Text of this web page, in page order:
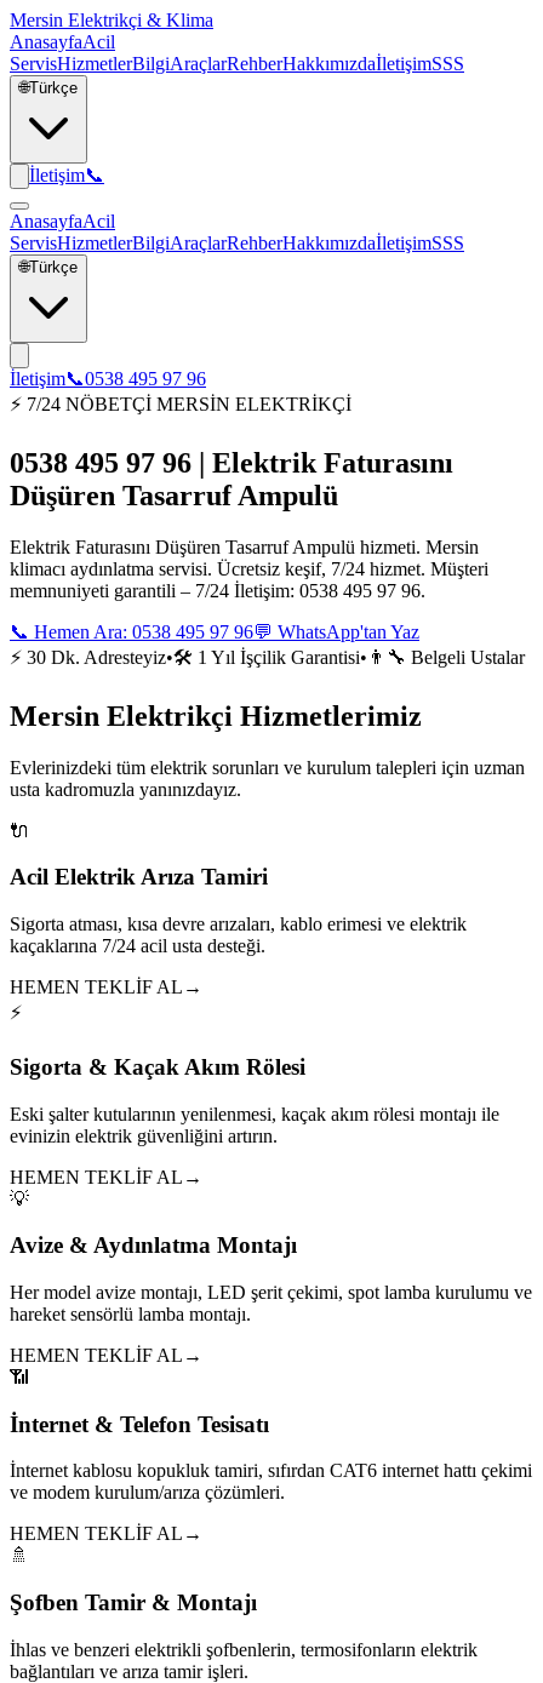
Mersin Elektrikçi & Klima
AnasayfaAcil
ServisHizmetlerBilgiAraçlarRehberHakkımızdaİletişimSSS
🌐Türkçe
İletişim📞
AnasayfaAcil
ServisHizmetlerBilgiAraçlarRehberHakkımızdaİletişimSSS
🌐Türkçe
İletişim📞0538 495 97 96
⚡ 7/24 NÖBETÇİ MERSİN ELEKTRİKÇİ
0538 495 97 96 | Elektrik Faturasını
Düşüren Tasarruf Ampulü
Elektrik Faturasını Düşüren Tasarruf Ampulü hizmeti. Mersin
klimacı aydınlatma servisi. Ücretsiz keşif, 7/24 hizmet. Müşteri
memnuniyeti garantili – 7/24 İletişim: 0538 495 97 96.
📞 Hemen Ara: 0538 495 97 96💬 WhatsApp'tan Yaz
⚡ 30 Dk. Adresteyiz•🛠️ 1 Yıl İşçilik Garantisi• 👨‍🔧 Belgeli Ustalar
Mersin Elektrikçi Hizmetlerimiz
Evlerinizdeki tüm elektrik sorunları ve kurulum talepleri için uzman
usta kadromuzla yanınızdayız.
🔌
Acil Elektrik Arıza Tamiri
Sigorta atması, kısa devre arızaları, kablo erimesi ve elektrik
kaçaklarına 7/24 acil usta desteği.
HEMEN TEKLİF AL →
⚡
Sigorta & Kaçak Akım Rölesi
Eski şalter kutularının yenilenmesi, kaçak akım rölesi montajı ile
evinizin elektrik güvenliğini artırın.
HEMEN TEKLİF AL →
💡
Avize & Aydınlatma Montajı
Her model avize montajı, LED şerit çekimi, spot lamba kurulumu ve
hareket sensörlü lamba montajı.
HEMEN TEKLİF AL →
📶
İnternet & Telefon Tesisatı
İnternet kablosu kopukluk tamiri, sıfırdan CAT6 internet hattı çekimi
ve modem kurulum/arıza çözümleri.
HEMEN TEKLİF AL →
🚿
Şofben Tamir & Montajı
İhlas ve benzeri elektrikli şofbenlerin, termosifonların elektrik
bağlantıları ve arıza tamir işleri.